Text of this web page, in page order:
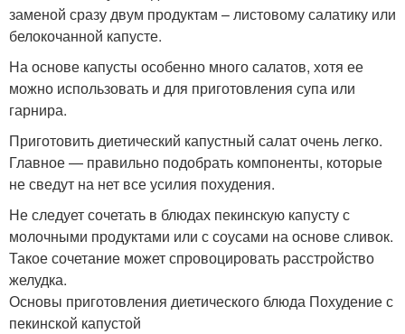
заменой сразу двум продуктам – листовому салатику или
белокочанной капусте.
На основе капусты особенно много салатов, хотя ее
можно использовать и для приготовления супа или
гарнира.
Приготовить диетический капустный салат очень легко.
Главное — правильно подобрать компоненты, которые
не сведут на нет все усилия похудения.
Не следует сочетать в блюдах пекинскую капусту с
молочными продуктами или с соусами на основе сливок.
Такое сочетание может спровоцировать расстройство
желудка.
Основы приготовления диетического блюда Похудение с
пекинской капустой